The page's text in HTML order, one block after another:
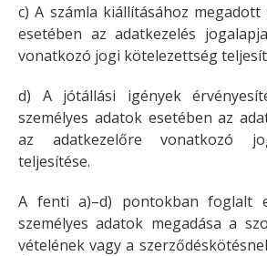
c) A számla kiállításához megadott
esetében az adatkezelés
vonatkozó jogi kötelezettség
d) A jótállási igények
személyes adatok esetében az
az adatkezelőre vonatkozó
teljesítése.
A fenti a)–d) pontokban foglalt
személyes adatok megadása a
vételének vagy a